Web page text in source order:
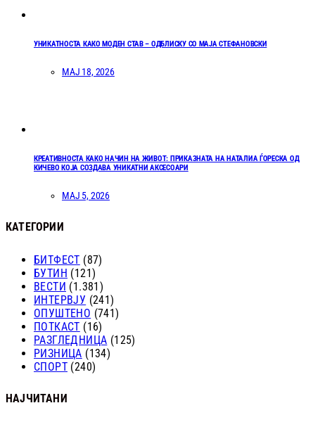
УНИКАТНОСТА КАКО МОДЕН СТАВ – ОДБЛИСКУ СО МАЈА СТЕФАНОВСКИ
МАЈ 18, 2026
КРЕАТИВНОСТА КАКО НАЧИН НА ЖИВОТ: ПРИКАЗНАТА НА НАТАЛИА ЃОРЕСКА ОД
КИЧЕВО КОЈА СОЗДАВА УНИКАТНИ АКСЕСОАРИ
МАЈ 5, 2026
КАТЕГОРИИ
БИТФЕСТ (87)
БУТИН (121)
ВЕСТИ (1.381)
ИНТЕРВЈУ (241)
ОПУШТЕНО (741)
ПОТКАСТ (16)
РАЗГЛЕДНИЦА (125)
РИЗНИЦА (134)
СПОРТ (240)
НАЈЧИТАНИ